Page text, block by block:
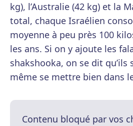
kg), l’Australie (42 kg) et la
total, chaque Israélien
moyenne à peu près 100
les ans. Si on y ajoute les
shakshooka, on se dit qu’ils
même se mettre bien dans
Contenu bloqué par vos